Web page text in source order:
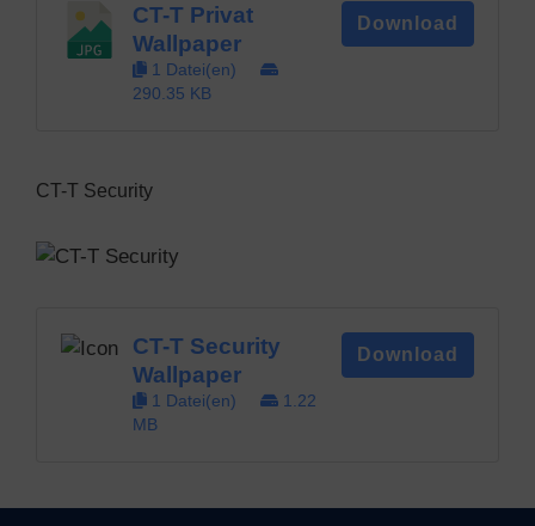
CT-T Privat
Wallpaper
1 Datei(en)
290.35 KB
Download
CT-T Security
CT-T Security
Wallpaper
1 Datei(en)
1.22
MB
Download